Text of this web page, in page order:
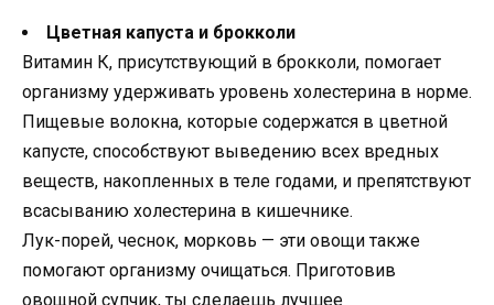
Цветная капуста и брокколи
Витамин К, присутствующий в брокколи, помогает
организму удерживать уровень холестерина в норме.
Пищевые волокна, которые содержатся в цветной
капусте, способствуют выведению всех вредных
веществ, накопленных в теле годами, и препятствуют
всасыванию холестерина в кишечнике.
Лук-порей, чеснок, морковь — эти овощи также
помогают организму очищаться. Приготовив
овощной супчик, ты сделаешь лучшее